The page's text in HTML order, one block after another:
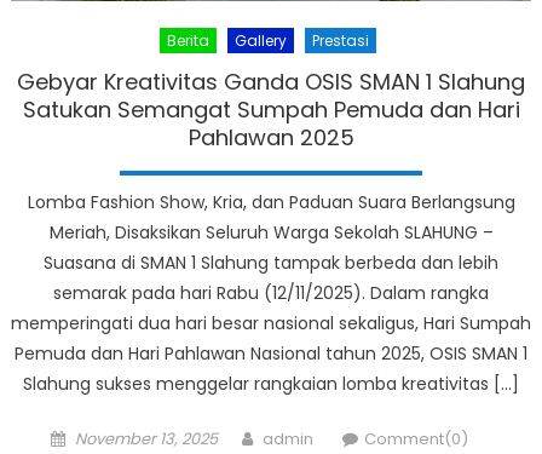
Berita Gallery Prestasi
Gebyar Kreativitas Ganda OSIS SMAN 1 Slahung
Satukan Semangat Sumpah Pemuda dan Hari
Pahlawan 2025
Lomba Fashion Show, Kria, dan Paduan Suara Berlangsung
Meriah, Disaksikan Seluruh Warga Sekolah SLAHUNG –
Suasana di SMAN 1 Slahung tampak berbeda dan lebih
semarak pada hari Rabu (12/11/2025). Dalam rangka
memperingati dua hari besar nasional sekaligus, Hari Sumpah
Pemuda dan Hari Pahlawan Nasional tahun 2025, OSIS SMAN 1
Slahung sukses menggelar rangkaian lomba kreativitas […]
Posted
November 13, 2025 Author
admin Comment(0)